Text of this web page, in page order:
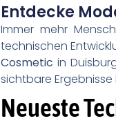
Entdecke
Immer mehr
technischen
Cosmetic in
sichtbare Ergebnisse
Neueste